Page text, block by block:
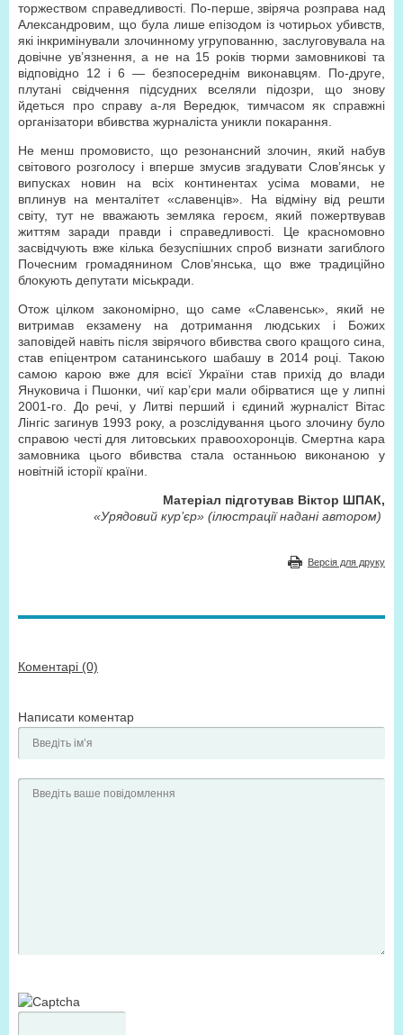
торжеством справедливості. По-перше, звіряча розправа над
Александровим, що була лише епізодом із чотирьох убивств,
які інкримінували злочинному угрупованню, заслуговувала на
довічне ув’язнення, а не на 15 років тюрми замовникові та
відповідно 12 і 6 — безпосереднім виконавцям. По-друге,
плутані свідчення підсудних вселяли підозри, що знову
йдеться про справу а-ля Вередюк, тимчасом як справжні
організатори вбивства журналіста уникли покарання.
Не менш промовисто, що резонансний злочин, який набув
світового розголосу і вперше змусив згадувати Слов’янськ у
випусках новин на всіх континентах усіма мовами, не
вплинув на менталітет «славенців». На відміну від решти
світу, тут не вважають земляка героєм, який пожертвував
життям заради правди і справедливості. Це красномовно
засвідчують вже кілька безуспішних спроб визнати загиблого
Почесним громадянином Слов’янська, що вже традиційно
блокують депутати міськради.
Отож цілком закономірно, що саме «Славенськ», який не
витримав екзамену на дотримання людських і Божих
заповідей навіть після звірячого вбивства свого кращого сина,
став епіцентром сатанинського шабашу в 2014 році. Такою
самою карою вже для всієї України став прихід до влади
Януковича і Пшонки, чиї кар’єри мали обірватися ще у липні
2001-го. До речі, у Литві перший і єдиний журналіст Вітас
Лінгіс загинув 1993 року, а розслідування цього злочину було
справою честі для литовських правоохоронців. Смертна кара
замовника цього вбивства стала останньою виконаною у
новітній історії країни.
Матеріал підготував Віктор ШПАК,
«Урядовий кур’єр» (ілюстрації надані автором)
Версія для друку
Коментарі (0)
Написати коментар